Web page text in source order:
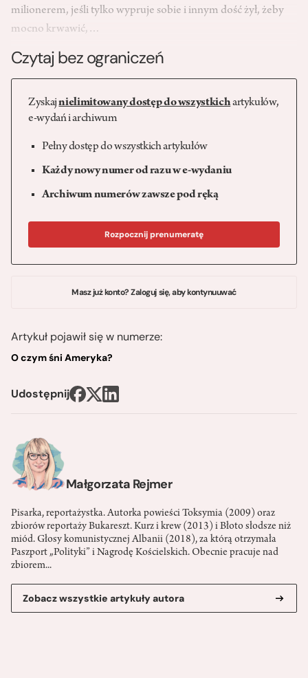
Małgorzata Rejmer
Pisarka, reportażystka. Autorka powieści Toksymia (2009) oraz
zbiorów reportaży Bukareszt. Kurz i krew (2013) i Błoto słodsze niż
miód. Głosy komunistycznej Albanii (2018), za którą otrzymała
Paszport „Polityki” i Nagrodę Kościelskich. Obecnie pracuje nad
zbiorem...
Zobacz wszystkie artykuły autora
milionerem, jeśli tylko wypruje sobie i innym dość żył, żeby
mocno krwawić,…
Czytaj bez ograniczeń
Zyskajnielimitowany dostęp do wszystkichartykułów,
e-wydań i archiwum
Pełny dostęp do wszystkich artykułów
Każdy nowy numer od razu w e-wydaniu
Archiwum numerów zawsze pod ręką
Rozpocznij prenumeratę
Masz już konto? Zaloguj się, aby kontynuuwać
Artykuł pojawił się w numerze:
O czym śni Ameryka?
Udostępnij